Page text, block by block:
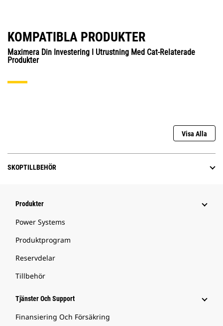
KOMPATIBLA PRODUKTER
Maximera Din Investering I Utrustning Med Cat-Relaterade
Produkter
Visa Alla
SKOPTILLBEHÖR
Produkter
Power Systems
Produktprogram
Reservdelar
Tillbehör
Tjänster Och Support
Finansiering Och Försäkring